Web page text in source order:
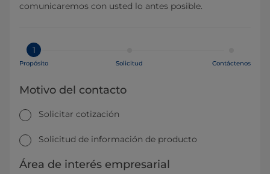
comunicaremos con usted lo antes posible.
1
Propósito Solicitud Contáctenos
Motivo del contacto
Solicitar cotización
Solicitud de información de producto
Área de interés empresarial